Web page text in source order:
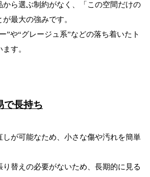
から選ぶ制約がなく、「この空間だけの
最大の強みです。
”や“グレージュ系”などの落ち着いたト
す。
長持ち
しが可能なため、小さな傷や汚れを簡単
り替えの必要がないため、長期的に見る